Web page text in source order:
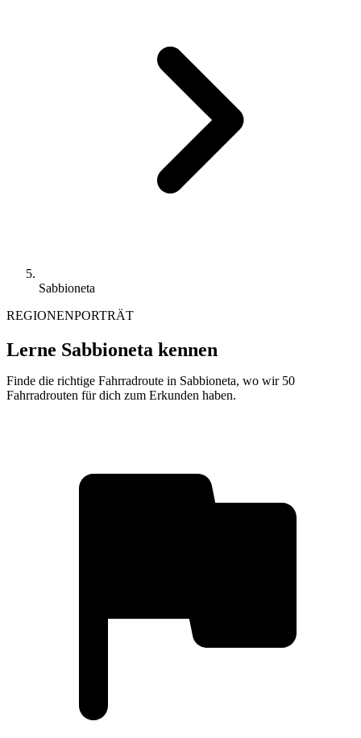
Sabbioneta
REGIONENPORTRÄT
Lerne Sabbioneta kennen
Finde die richtige Fahrradroute in Sabbioneta, wo wir 50
Fahrradrouten für dich zum Erkunden haben.